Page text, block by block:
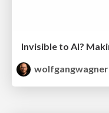
wolfgangwagner